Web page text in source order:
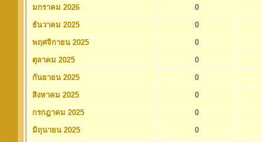
มกราคม 2026
0
ธันวาคม 2025
0
พฤศจิกายน 2025
0
ตุลาคม 2025
0
กันยายน 2025
0
สิงหาคม 2025
0
กรกฎาคม 2025
0
มิถุนายน 2025
0